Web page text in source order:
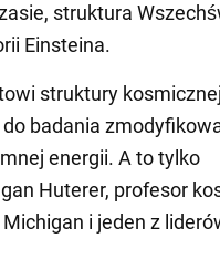
struktura
Einsteina.
struktury
badania
energii. A to tylko
Huterer, profesor
i jeden z